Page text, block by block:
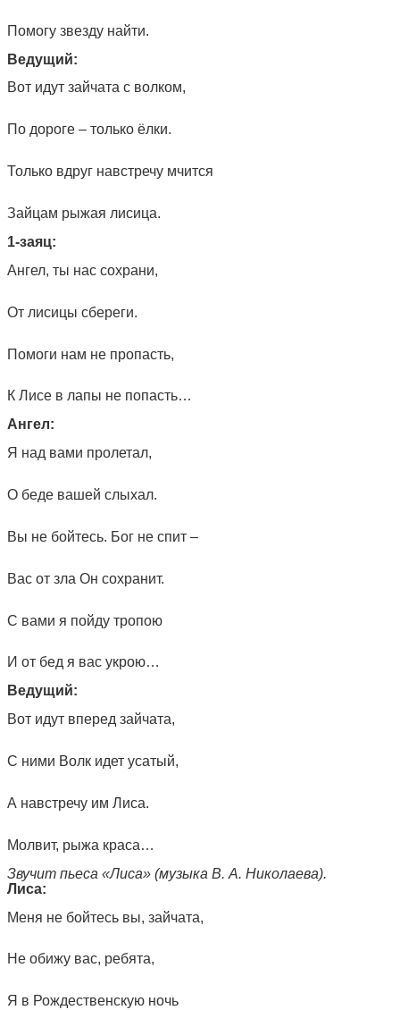
Помогу звезду найти.
Ведущий:
Вот идут зайчата с волком,
По дороге – только ёлки.
Только вдруг навстречу мчится
Зайцам рыжая лисица.
1-заяц:
Ангел, ты нас сохрани,
От лисицы сбереги.
Помоги нам не пропасть,
К Лисе в лапы не попасть…
Ангел:
Я над вами пролетал,
О беде вашей слыхал.
Вы не бойтесь. Бог не спит –
Вас от зла Он сохранит.
С вами я пойду тропою
И от бед я вас укрою…
Ведущий:
Вот идут вперед зайчата,
С ними Волк идет усатый,
А навстречу им Лиса.
Молвит, рыжа краса…
Звучит пьеса «Лиса» (музыка В. А. Николаева).
Лиса:
Меня не бойтесь вы, зайчата,
Не обижу вас, ребята,
Я в Рождественскую ночь